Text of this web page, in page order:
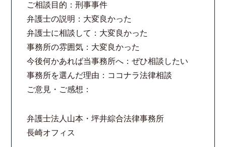
ご相談目的：刑事事件
弁護士の説明：大変良かった
弁護士に相談して：大変良かった
事務所の雰囲気：大変良かった
今後何かあれば当事務所へ：ぜひ相談したい
事務所を選んだ理由：ココナラ法律相談
ご意見・ご感想：
弁護士法人山本・坪井綜合法律事務所
長崎オフィス